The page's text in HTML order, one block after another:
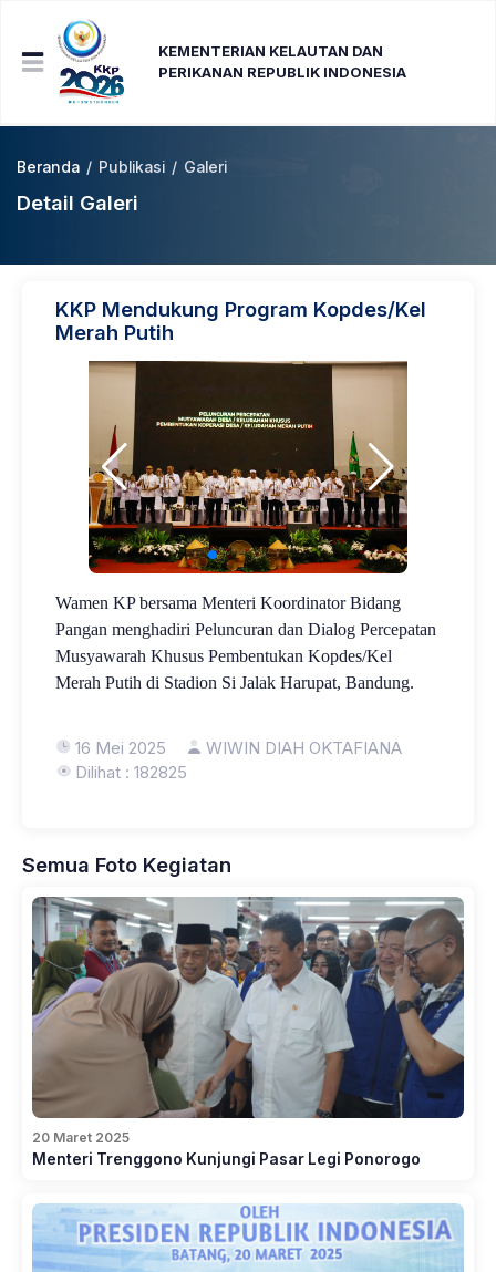
KEMENTERIAN KELAUTAN DAN
PERIKANAN REPUBLIK INDONESIA
Beranda / Publikasi / Galeri
Detail Galeri
KKP Mendukung Program Kopdes/Kel
Merah Putih
Wamen KP bersama Menteri Koordinator Bidang
Pangan menghadiri Peluncuran dan Dialog Percepatan
Musyawarah Khusus Pembentukan Kopdes/Kel
Merah Putih di Stadion Si Jalak Harupat, Bandung.
16 Mei 2025
WIWIN DIAH OKTAFIANA
Dilihat : 182825
Semua Foto Kegiatan
20 Maret 2025
Menteri Trenggono Kunjungi Pasar Legi Ponorogo